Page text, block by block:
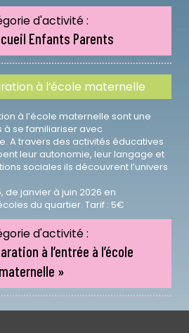
d'activité :
Enfants Parents
à l’école maternelle
à l’école maternelle sont une
se familiariser avec
A travers des activités éducatives
leur autonomie, leur langage et
sociales ils découvrent l’univers
de janvier à juin 2026 en
du quartier. Tarif : 5€
d'activité :
à l’entrée à l’école
maternelle »